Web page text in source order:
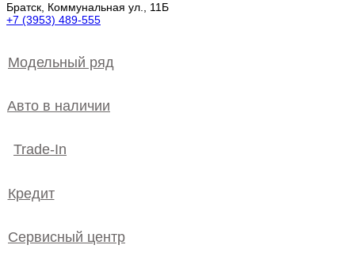
Братск, Коммунальная ул., 11Б
+7 (3953) 489-555
Модельный ряд
Авто в наличии
Trade-In
Кредит
Сервисный центр